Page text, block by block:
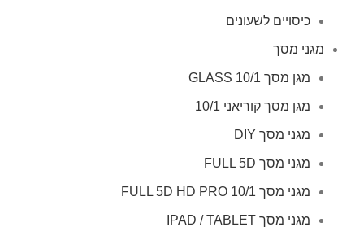
כיסויים לשעונים
מגני מסך
מגן מסך GLASS 10/1
מגן מסך קוריאני 10/1
מגני מסך DIY
מגני מסך FULL 5D
מגני מסך FULL 5D HD PRO 10/1
מגני מסך IPAD / TABLET